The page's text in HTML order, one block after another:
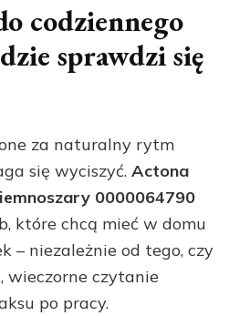
codziennego
sprawdzi się
za naturalny rytm
się wyciszyć. Actona
0000064790
które chcą mieć w domu
– niezależnie od tego, czy
wieczorne czytanie
po pracy.